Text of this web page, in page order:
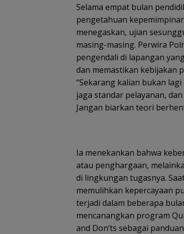
Selama empat bulan
pengetahuan
menegaskan, ujian
masing-masing. Perwira
pengendali di lapangan
dan memastikan kebijakan
“Sekarang kalian bukan
jaga standar pelayanan,
Jangan biarkan teori
Ia menekankan bahwa
atau penghargaan,
di lingkungan tugasnya.
memulihkan kepercayaan
terjadi dalam beberapa
mencanangkan program
and Don’ts sebagai